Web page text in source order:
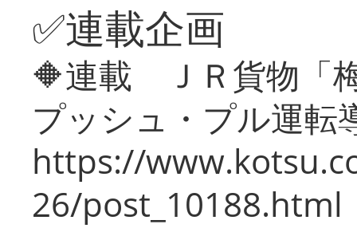
✅連載企画
🔶連載 ＪＲ貨物「
プッシュ・プル運転
https://
26/post_10188.html